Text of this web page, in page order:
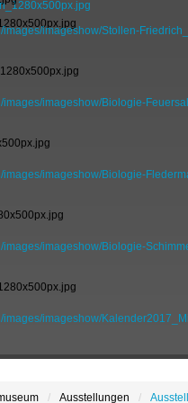
imageshow/Stollen-
images/imageshow/Biologie-
images/imageshow/Biologie-
images/imageshow/Biologie-
images/imageshow/
Ausstellungen